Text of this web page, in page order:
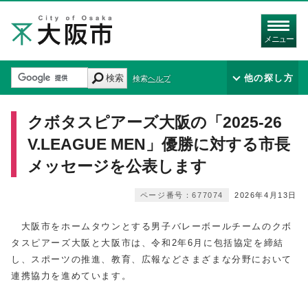
メニュー
検索 検索ヘルプ 他の探し方
クボタスピアーズ大阪の「2025-26
V.LEAGUE MEN」優勝に対する市長
メッセージを公表します
2026年4月13日
ページ番号：677074
大阪市をホームタウンとする男子バレーボールチームのクボ
タスピアーズ大阪と大阪市は、令和2年6月に包括協定を締結
し、スポーツの推進、教育、広報などさまざまな分野において
連携協力を進めています。